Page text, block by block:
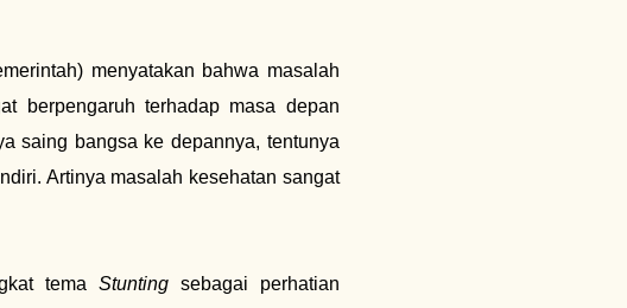
menyatakan bahwa masalah
berpengaruh terhadap masa depan
saing bangsa ke depannya, tentunya
Artinya masalah kesehatan sangat
tema Stuntingsebagai perhatian